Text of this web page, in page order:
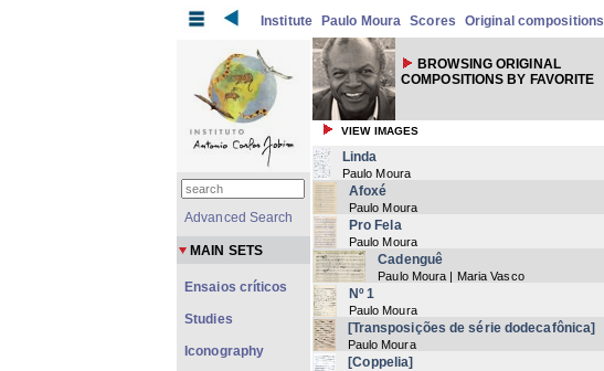
Institute Paulo Moura Scores Original compositions
BROWSING ORIGINAL
COMPOSITIONS BY FAVORITE
VIEW IMAGES
Linda
Paulo Moura
Afoxé
Paulo Moura
Pro Fela
Paulo Moura
Cadenguê
Paulo Moura | Maria Vasco
Nº 1
Paulo Moura
[Transposições de série dodecafônica]
Paulo Moura
[Coppelia]
Advanced Search
MAIN SETS
Ensaios críticos
Studies
Iconography